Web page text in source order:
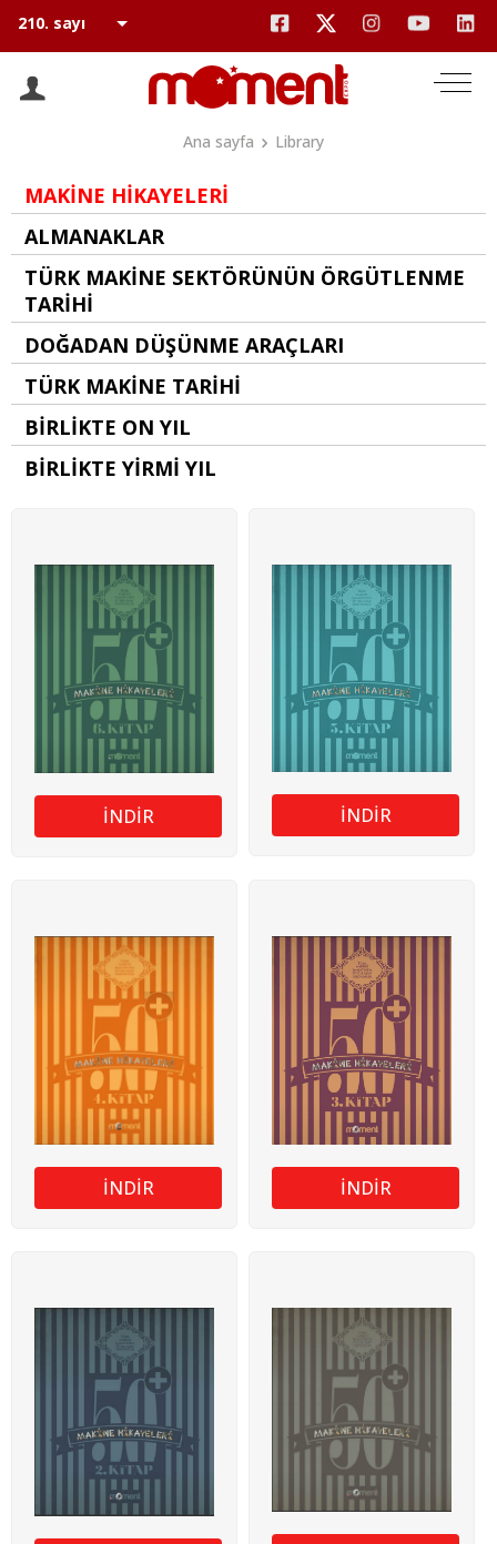
Ana sayfa Library
MAKİNE HİKAYELERİ
ALMANAKLAR
TÜRK MAKİNE SEKTÖRÜNÜN ÖRGÜTLENME
TARİHİ
DOĞADAN DÜŞÜNME ARAÇLARI
TÜRK MAKİNE TARİHİ
BİRLİKTE ON YIL
BİRLİKTE YİRMİ YIL
İNDİR İNDİR
İNDİR İNDİR